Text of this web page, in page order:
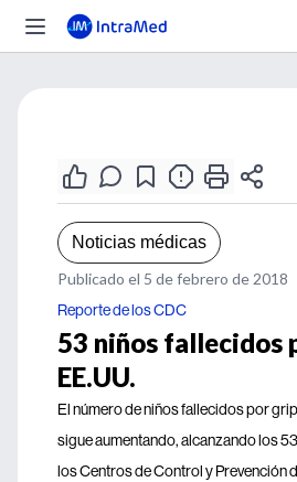
Noticias médicas
Publicado el 5 de febrero de 2018
Reporte de los CDC
53 niños fallecidos
EE.UU.
El número de niños fallecidos por
sigue aumentando, alcanzando los
los Centros de Control y Prevención